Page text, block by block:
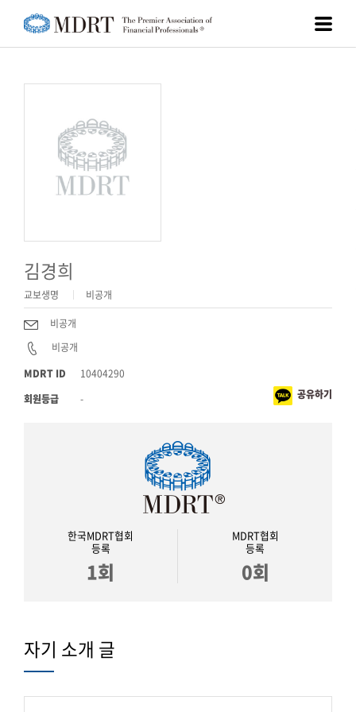
김경희
교보생명
비공개
비공개
비공개
MDRT ID
10404290
회원등급
- 공유하기
한국MDRT협회
등록
1회
MDRT협회
등록
0회
자기 소개 글